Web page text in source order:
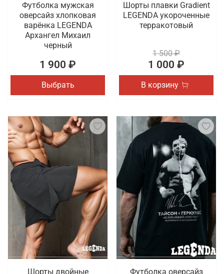
Футболка мужская
оверсайз хлопковая
варёнка LEGENDA
Архангел Михаил
черный
1 900 ₽
Выбрать
Шорты плавки Gradient
LEGENDA укороченные
терракотовый
1 500 ₽
1 000 ₽
В корзину
Шорты двойные
Футболка оверсайз